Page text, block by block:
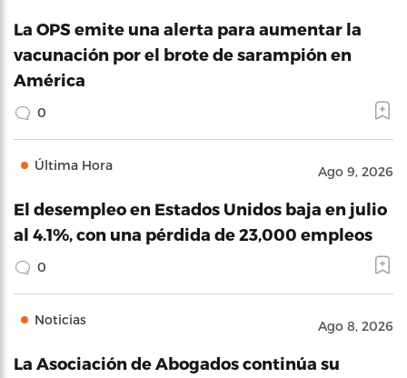
La OPS emite una alerta para aumentar la
vacunación por el brote de sarampión en
América
0
Última Hora Ago 9, 2026
El desempleo en Estados Unidos baja en julio
al 4.1%, con una pérdida de 23,000 empleos
0
Noticias Ago 8, 2026
La Asociación de Abogados continúa su